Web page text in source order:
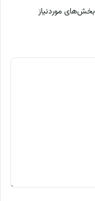
بخش‌های موردنیاز